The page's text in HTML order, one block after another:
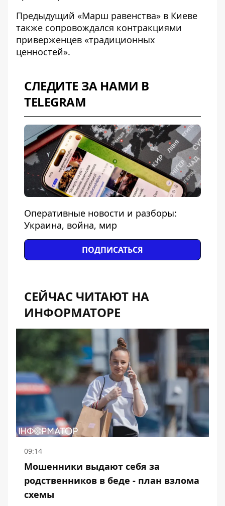
Предыдущий «Марш равенства» в Киеве
также сопровождался контракциями
приверженцев «традиционных
ценностей».
СЛЕДИТЕ ЗА НАМИ В
TELEGRAM
Оперативные новости и разборы:
Украина, война, мир
ПОДПИСАТЬСЯ
СЕЙЧАС ЧИТАЮТ НА
ИНФОРМАТОРЕ
09:14
Мошенники выдают себя за
родственников в беде - план взлома
схемы